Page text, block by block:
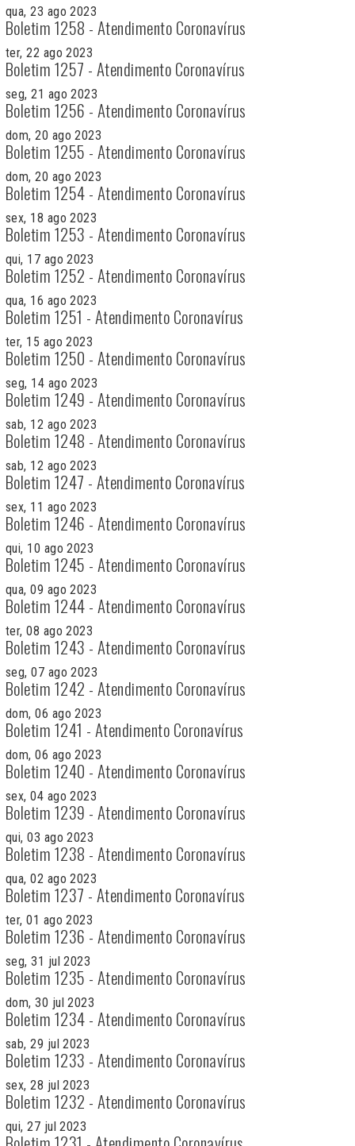
qua, 23 ago 2023
Boletim 1258 - Atendimento Coronavírus
ter, 22 ago 2023
Boletim 1257 - Atendimento Coronavírus
seg, 21 ago 2023
Boletim 1256 - Atendimento Coronavírus
dom, 20 ago 2023
Boletim 1255 - Atendimento Coronavírus
dom, 20 ago 2023
Boletim 1254 - Atendimento Coronavírus
sex, 18 ago 2023
Boletim 1253 - Atendimento Coronavírus
qui, 17 ago 2023
Boletim 1252 - Atendimento Coronavírus
qua, 16 ago 2023
Boletim 1251 - Atendimento Coronavírus
ter, 15 ago 2023
Boletim 1250 - Atendimento Coronavírus
seg, 14 ago 2023
Boletim 1249 - Atendimento Coronavírus
sab, 12 ago 2023
Boletim 1248 - Atendimento Coronavírus
sab, 12 ago 2023
Boletim 1247 - Atendimento Coronavírus
sex, 11 ago 2023
Boletim 1246 - Atendimento Coronavírus
qui, 10 ago 2023
Boletim 1245 - Atendimento Coronavírus
qua, 09 ago 2023
Boletim 1244 - Atendimento Coronavírus
ter, 08 ago 2023
Boletim 1243 - Atendimento Coronavírus
seg, 07 ago 2023
Boletim 1242 - Atendimento Coronavírus
dom, 06 ago 2023
Boletim 1241 - Atendimento Coronavírus
dom, 06 ago 2023
Boletim 1240 - Atendimento Coronavírus
sex, 04 ago 2023
Boletim 1239 - Atendimento Coronavírus
qui, 03 ago 2023
Boletim 1238 - Atendimento Coronavírus
qua, 02 ago 2023
Boletim 1237 - Atendimento Coronavírus
ter, 01 ago 2023
Boletim 1236 - Atendimento Coronavírus
seg, 31 jul 2023
Boletim 1235 - Atendimento Coronavírus
dom, 30 jul 2023
Boletim 1234 - Atendimento Coronavírus
sab, 29 jul 2023
Boletim 1233 - Atendimento Coronavírus
sex, 28 jul 2023
Boletim 1232 - Atendimento Coronavírus
qui, 27 jul 2023